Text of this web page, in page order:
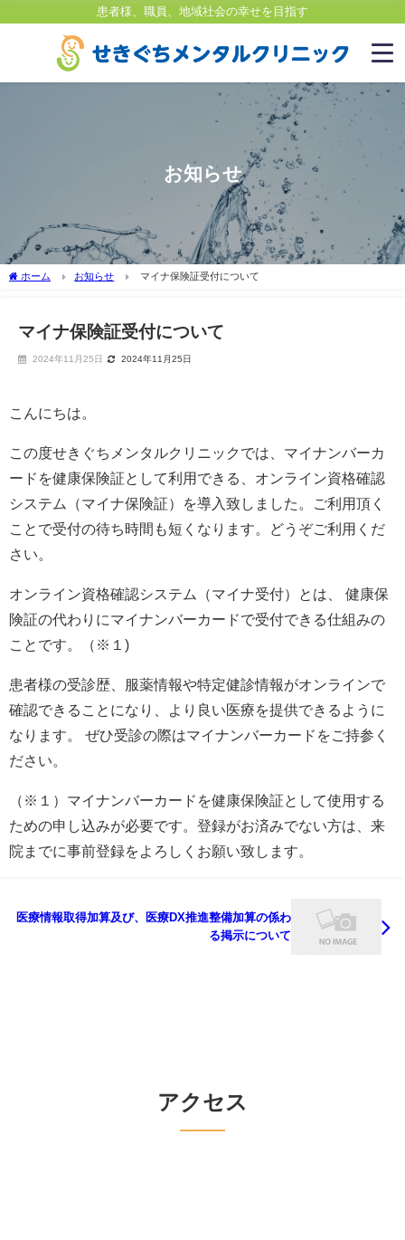
患者様、職員、地域社会の幸せを目指す
お知らせ
ホーム お知らせ マイナ保険証受付について
マイナ保険証受付について
2024年11月25日 2024年11月25日
こんにちは。
この度せきぐちメンタルクリニックでは、マイナンバーカ
ードを健康保険証として利用できる、オンライン資格確認
システム（マイナ保険証）を導入致しました。ご利用頂く
ことで受付の待ち時間も短くなります。どうぞご利用くだ
さい。
オンライン資格確認システム（マイナ受付）とは、 健康保
険証の代わりにマイナンバーカードで受付できる仕組みの
ことです。（※１)
患者様の受診歴、服薬情報や特定健診情報がオンラインで
確認できることになり、より良い医療を提供できるように
なります。 ぜひ受診の際はマイナンバーカードをご持参く
ださい。
（※１）マイナンバーカードを健康保険証として使用する
ための申し込みが必要です。登録がお済みでない方は、来
院までに事前登録をよろしくお願い致します。
医療情報取得加算及び、医療DX推進整備加算の係わ
る掲示について
アクセス